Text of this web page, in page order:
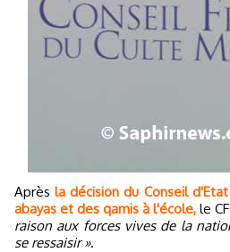
Aprèsla décision du Conseil
abayas et des qamis à l'école, le
raison aux forces vives de la
se ressaisir ».